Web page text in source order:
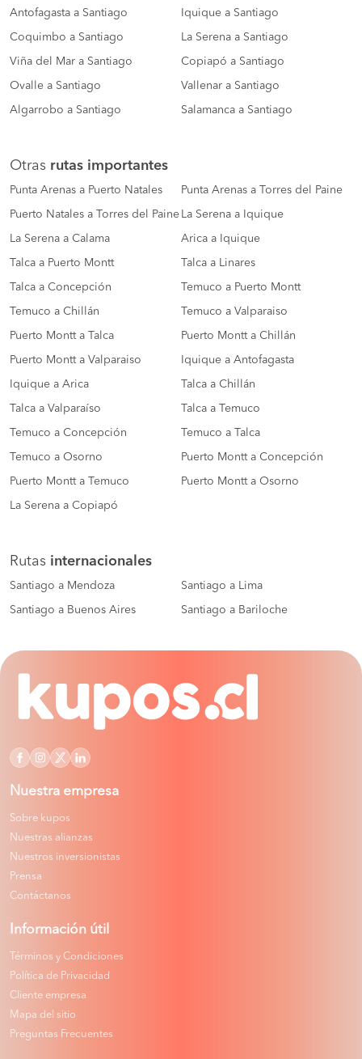
Antofagasta a Santiago Iquique a Santiago
Coquimbo a Santiago La Serena a Santiago
Viña del Mar a Santiago Copiapó a Santiago
Ovalle a Santiago Vallenar a Santiago
Algarrobo a Santiago Salamanca a Santiago
Otras rutas importantes
Punta Arenas a Puerto Natales Punta Arenas a Torres del Paine
Puerto Natales a Torres del Paine La Serena a Iquique
La Serena a Calama Arica a Iquique
Talca a Puerto Montt Talca a Linares
Talca a Concepción Temuco a Puerto Montt
Temuco a Chillán Temuco a Valparaiso
Puerto Montt a Talca Puerto Montt a Chillán
Puerto Montt a Valparaiso Iquique a Antofagasta
Iquique a Arica Talca a Chillán
Talca a Valparaíso Talca a Temuco
Temuco a Concepción Temuco a Talca
Temuco a Osorno Puerto Montt a Concepción
Puerto Montt a Temuco Puerto Montt a Osorno
La Serena a Copiapó
Rutas internacionales
Santiago a Mendoza Santiago a Lima
Santiago a Buenos Aires Santiago a Bariloche
Nuestra empresa
Sobre kupos
Nuestras alianzas
Nuestros inversionistas
Prensa
Contáctanos
Información útil
Términos y Condiciones
Política de Privacidad
Cliente empresa
Mapa del sitio
Preguntas Frecuentes